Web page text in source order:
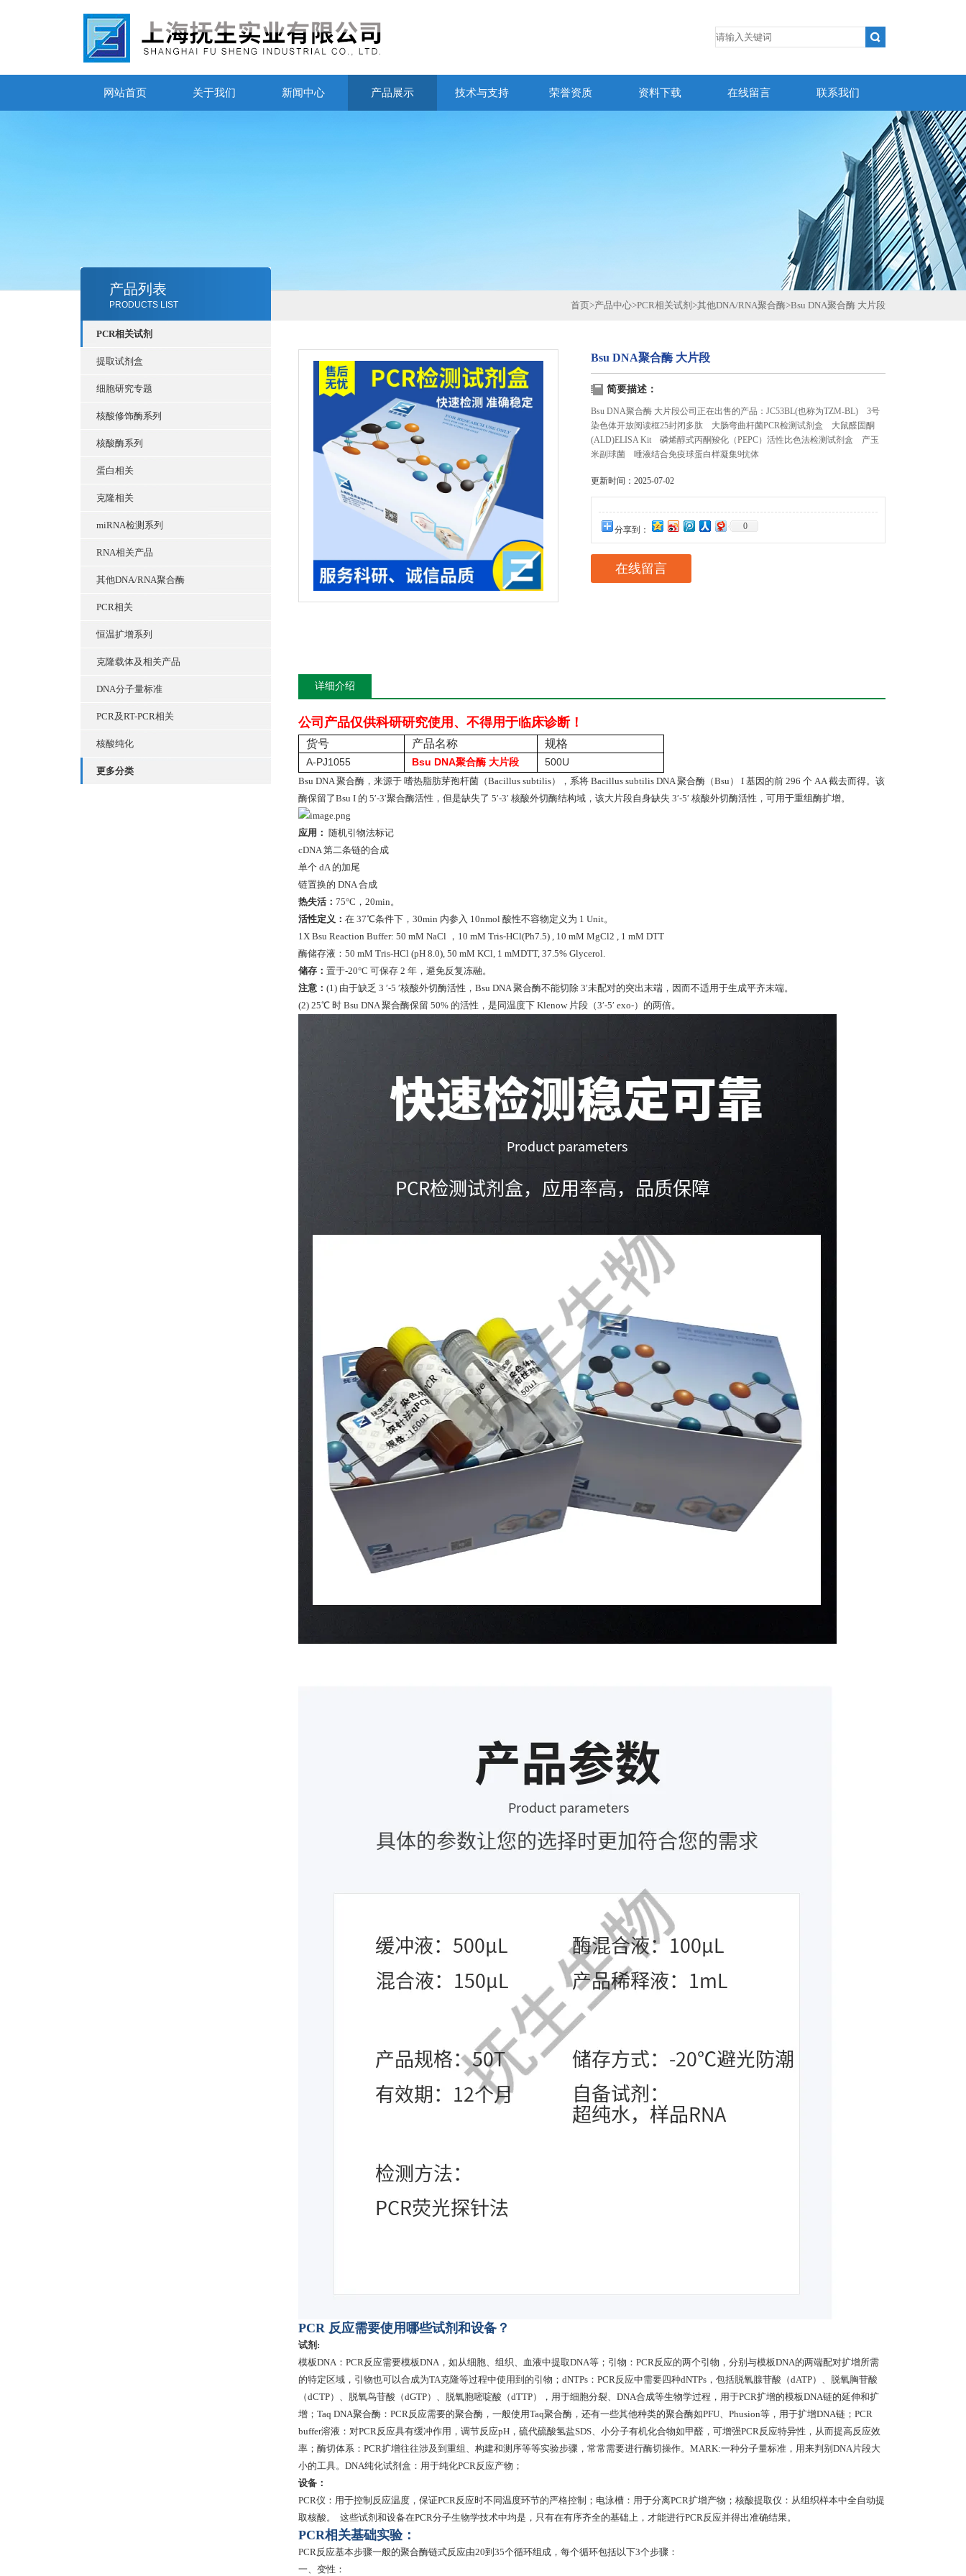
网站首页 关于我们 新闻中心 产品展示 技术与支持 荣誉资质 资料下载 在线留言 联系我们
产品列表
PRODUCTS LIST
PCR相关试剂
提取试剂盒
细胞研究专题
核酸修饰酶系列
核酸酶系列
蛋白相关
克隆相关
miRNA检测系列
RNA相关产品
其他DNA/RNA聚合酶
PCR相关
恒温扩增系列
克隆载体及相关产品
DNA分子量标准
PCR及RT-PCR相关
核酸纯化
更多分类
首页>产品中心>PCR相关试剂 >其他DNA/RNA聚合酶>Bsu DNA聚合酶 大片段
Bsu DNA聚合酶 大片段
简要描述：
Bsu DNA聚合酶 大片段公司正在出售的产品：JC53BL(也称为TZM-BL) 3号
染色体开放阅读框25封闭多肽 大肠弯曲杆菌PCR检测试剂盒 大鼠醛固酮
(ALD)ELISA Kit 磷烯醇式丙酮羧化（PEPC）活性比色法检测试剂盒 产玉
米副球菌 唾液结合免疫球蛋白样凝集9抗体
更新时间：2025-07-02
分享到： 0
在线留言
详细介绍
公司产品仅供科研研究使用、不得用于临床诊断！
货号 产品名称 规格
A-PJ1055 Bsu DNA聚合酶 大片段 500U
Bsu DNA 聚合酶，来源于 嗜热脂肪芽孢杆菌（Bacillus subtilis），系将 Bacillus subtilis DNA 聚合酶（Bsu） I 基因的前 296 个 AA 截去而得。该
酶保留了Bsu I 的 5′-3′聚合酶活性，但是缺失了 5′-3′ 核酸外切酶结构域，该大片段自身缺失 3′-5′ 核酸外切酶活性，可用于重组酶扩增。
应用： 随机引物法标记
cDNA 第二条链的合成
单个 dA 的加尾
链置换的 DNA 合成
热失活： 75°C，20min。
活性定义： 在 37℃条件下，30min 内参入 10nmol 酸性不容物定义为 1 Unit。
1X Bsu Reaction Buffer: 50 mM NaCl ，10 mM Tris-HCl(Ph7.5) , 10 mM MgCl2 , 1 mM DTT
酶储存液：50 mM Tris-HCl (pH 8.0), 50 mM KCl, 1 mMDTT, 37.5% Glycerol.
储存： 置于-20°C 可保存 2 年，避免反复冻融。
注意： (1) 由于缺乏 3 ′-5 ′核酸外切酶活性，Bsu DNA 聚合酶不能切除 3′未配对的突出末端，因而不适用于生成平齐末端。
(2) 25℃ 时 Bsu DNA 聚合酶保留 50% 的活性，是同温度下 Klenow 片段（3′-5′ exo-）的两倍。
PCR 反应需要使用哪些试剂和设备？
试剂:
模板DNA：PCR反应需要模板DNA，如从细胞、组织、血液中提取DNA等；引物：PCR反应的两个引物，分别与模板DNA的两端配对扩增所需
的特定区域，引物也可以合成为TA克隆等过程中使用到的引物；dNTPs：PCR反应中需要四种dNTPs，包括脱氧腺苷酸（dATP）、脱氧胸苷酸
（dCTP）、脱氧鸟苷酸（dGTP）、脱氧胞嘧啶酸（dTTP），用于细胞分裂、DNA合成等生物学过程，用于PCR扩增的模板DNA链的延伸和扩
增；Taq DNA聚合酶：PCR反应需要的聚合酶，一般使用Taq聚合酶，还有一些其他种类的聚合酶如PFU、Phusion等，用于扩增DNA链；PCR
buffer溶液：对PCR反应具有缓冲作用，调节反应pH，硫代硫酸氢盐SDS、小分子有机化合物如甲醛，可增强PCR反应特异性，从而提高反应效
率；酶切体系：PCR扩增往往涉及到重组、构建和测序等等实验步骤，常常需要进行酶切操作。MARK:一种分子量标准，用来判别DNA片段大
小的工具。DNA纯化试剂盒：用于纯化PCR反应产物；
设备：
PCR仪：用于控制反应温度，保证PCR反应时不同温度环节的严格控制；电泳槽：用于分离PCR扩增产物；核酸提取仪：从组织样本中全自动提
取核酸。 这些试剂和设备在PCR分子生物学技术中均是，只有在有序齐全的基础上，才能进行PCR反应并得出准确结果。
PCR相关基础实验：
PCR反应基本步骤一般的聚合酶链式反应由20到35个循环组成，每个循环包括以下3个步骤：
一、变性：